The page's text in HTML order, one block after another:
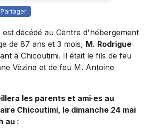
Partager
est décédé au Centre d'hébergement
de 87 ans et 3 mois, M. Rodrigue
à Chicoutimi. Il était le fils de feu
Vézina et de feu M. Antoine
les parents et ami·es au
Chicoutimi, le dimanche 24 mai
au :